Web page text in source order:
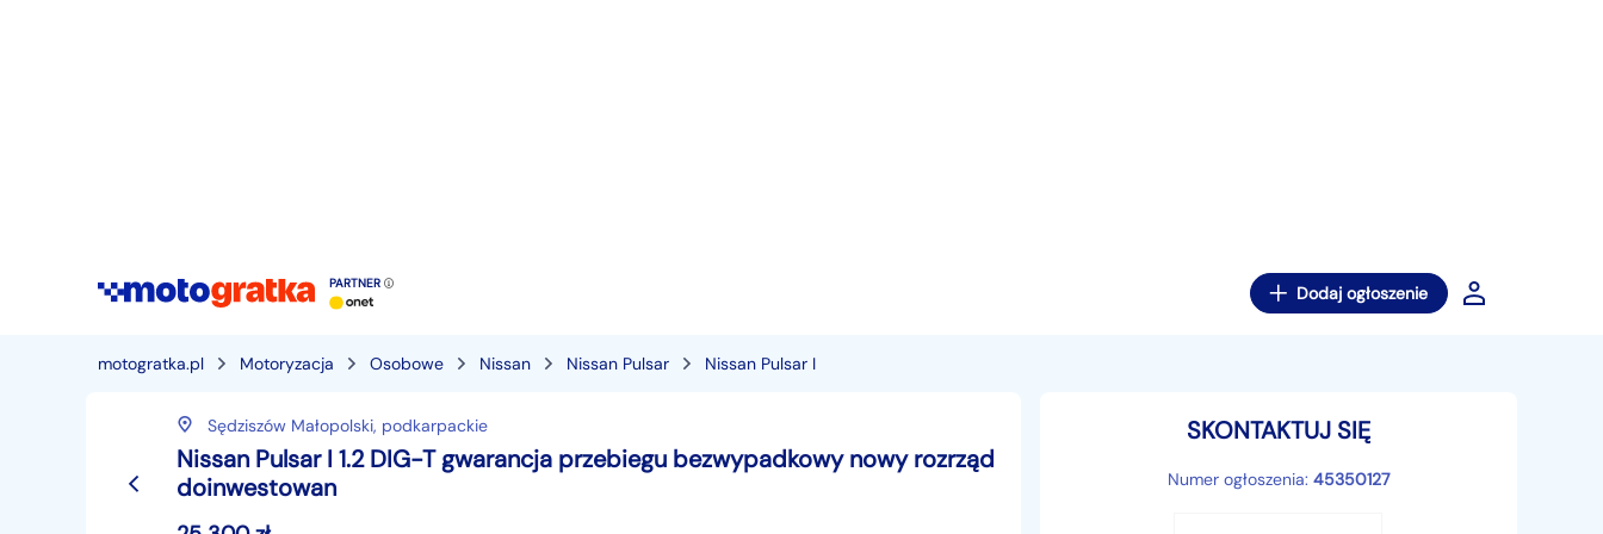
PARTNER Dodaj ogłoszenie
motogratka.pl Motoryzacja Osobowe Nissan Nissan Pulsar Nissan Pulsar I
Sędziszów Małopolski, podkarpackie
Nissan Pulsar I 1.2 DIG-T gwarancja przebiegu bezwypadkowy nowy rozrząd
doinwestowan
SKONTAKTUJ SIĘ
Numer ogłoszenia: 45350127